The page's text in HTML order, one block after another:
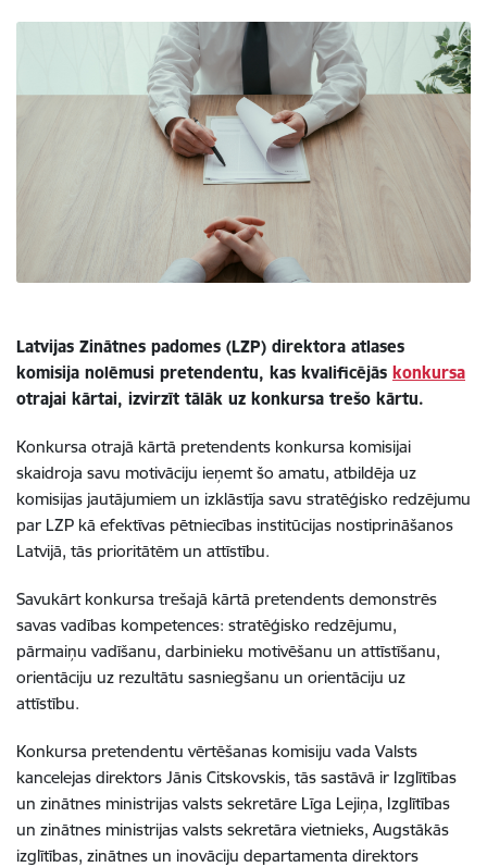
Latvijas Zinātnes padomes (LZP) direktora atlases
komisija nolēmusi pretendentu, kas kvalificējās konkursa
otrajai kārtai, izvirzīt tālāk uz konkursa trešo kārtu.
Konkursa otrajā kārtā pretendents konkursa komisijai
skaidroja savu motivāciju ieņemt šo amatu, atbildēja uz
komisijas jautājumiem un izklāstīja savu stratēģisko redzējumu
par LZP kā efektīvas pētniecības institūcijas nostiprināšanos
Latvijā, tās prioritātēm un attīstību.
Savukārt konkursa trešajā kārtā pretendents demonstrēs
savas vadības kompetences: stratēģisko redzējumu,
pārmaiņu vadīšanu, darbinieku motivēšanu un attīstīšanu,
orientāciju uz rezultātu sasniegšanu un orientāciju uz
attīstību.
Konkursa pretendentu vērtēšanas komisiju vada Valsts
kancelejas direktors Jānis Citskovskis, tās sastāvā ir Izglītības
un zinātnes ministrijas valsts sekretāre Līga Lejiņa, Izglītības
un zinātnes ministrijas valsts sekretāra vietnieks, Augstākās
izglītības, zinātnes un inovāciju departamenta direktors